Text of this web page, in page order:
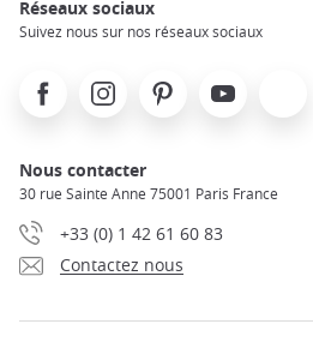
Réseaux sociaux
Suivez nous sur nos réseaux sociaux
FacebookInstagramPinterest Youtube
Nous contacter
30 rue Sainte Anne 75001 Paris France
+33 (0) 1 42 61 60 83
Contactez nous